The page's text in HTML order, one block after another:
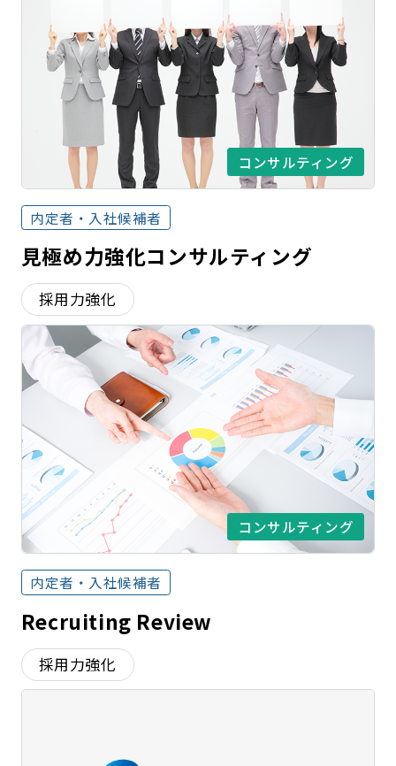
コンサルティング
内定者・入社候補者
見極め力強化コンサルティング
採用力強化
コンサルティング
内定者・入社候補者
Recruiting Review
採用力強化